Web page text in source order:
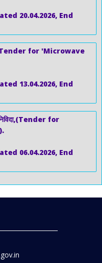
20.04.2026, End
for 'Microwave
13.04.2026, End
निविदा,(Tender for
06.04.2026, End